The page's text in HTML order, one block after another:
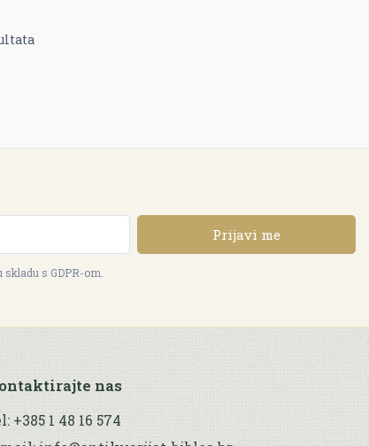
Prijavi me
s GDPR-om.
nas
+385 1 48 16 574